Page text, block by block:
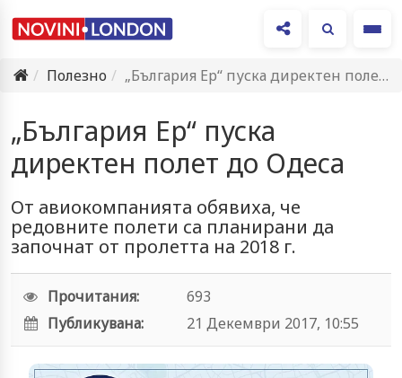
Полезно
„България Ер“ пуска директен полет до Одеса
„България Ер“ пуска
директен полет до Одеса
От авиокомпанията обявиха, че
редовните полети са планирани да
започнат от пролетта на 2018 г.
Прочитания:
693
Публикувана:
21 Декември 2017, 10:55